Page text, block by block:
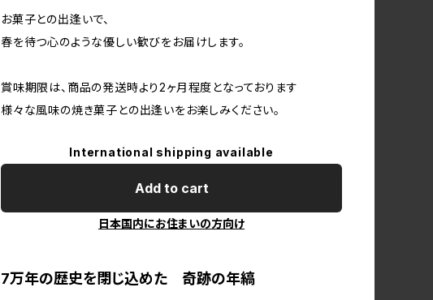
お菓子との出逢いで、
春を待つ心のような優しい歓びをお届けします。
賞味期限は、商品の発送時より2ヶ月程度となっております
様々な風味の焼き菓子との出逢いをお楽しみください。
International shipping available
Add to cart
日本国内にお住まいの方向け
7万年の歴史を閉じ込めた 奇跡の年縞